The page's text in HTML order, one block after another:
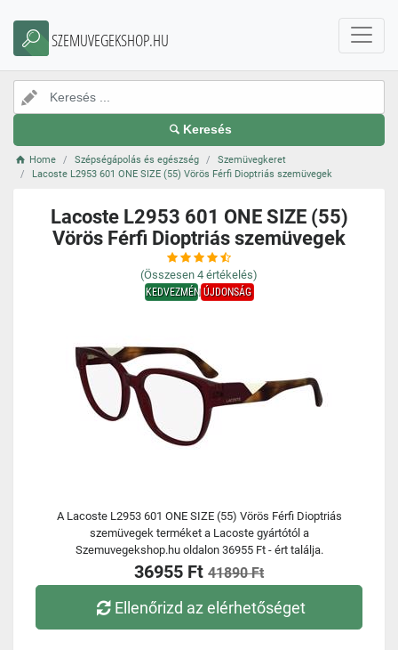
SZEMUVEGEKSHOP.HU
Keresés
Home Szépségápolás és egészség
Szemüvegkeret
Lacoste L2953 601 ONE SIZE (55) Vörös Férfi Dioptriás szemüvegek
Lacoste L2953 601 ONE SIZE (55)
Vörös Férfi Dioptriás szemüvegek
(Összesen 4 értékelés)
KEDVEZMÉNYÚJDONSÁG
A Lacoste L2953 601 ONE SIZE (55) Vörös Férfi Dioptriás
szemüvegek terméket a Lacoste gyártótól a
Szemuvegekshop.hu oldalon 36955 Ft - ért találja.
36955 Ft 41890 Ft
Ellenőrizd az elérhetőséget